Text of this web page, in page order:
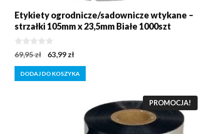
Etykiety ogrodnicze/sadownicze wtykane –
strzałki 105mm x 23,5mm Białe 1000szt
0
z
5
69,95zł
Pierwotna
cena
wynosiła:
63,99 złAktualna
cena
wynosi:
DODAJ DO KOSZYKA
PROMOCJA!